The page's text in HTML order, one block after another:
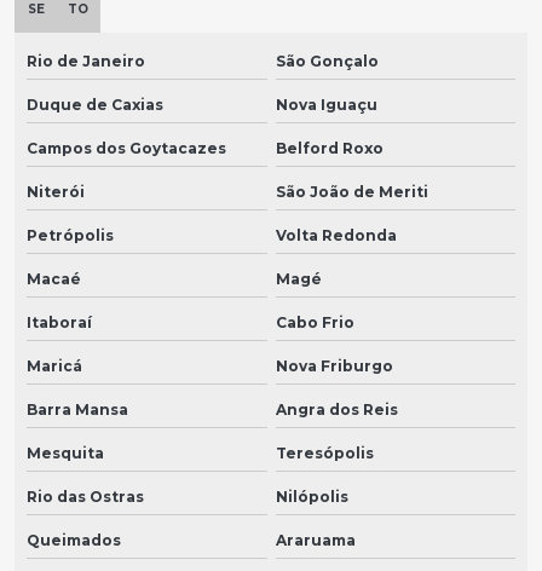
SE TO
Rio de Janeiro São Gonçalo
Duque de Caxias Nova Iguaçu
Campos dos Goytacazes Belford Roxo
Niterói São João de Meriti
Petrópolis Volta Redonda
Macaé Magé
Itaboraí Cabo Frio
Maricá Nova Friburgo
Barra Mansa Angra dos Reis
Mesquita Teresópolis
Rio das Ostras Nilópolis
Queimados Araruama